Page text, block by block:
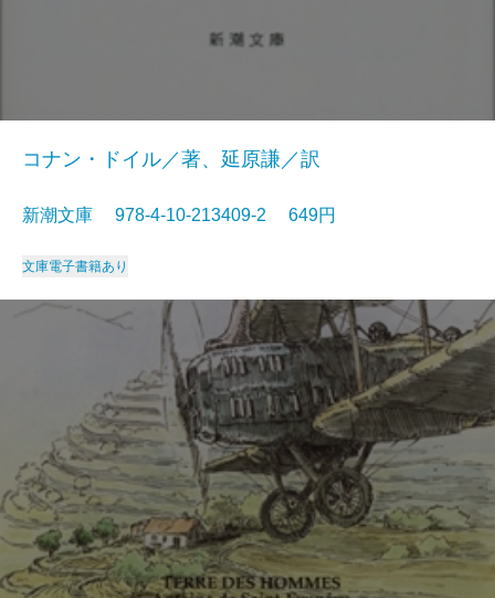
コナン・ドイル／著、延原謙／訳
新潮文庫 978-4-10-213409-2 649円
文庫電子書籍あり